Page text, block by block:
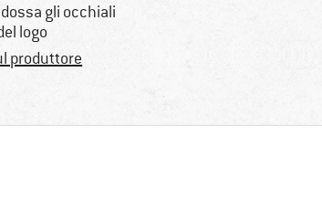
gli occhiali
logo
produttore